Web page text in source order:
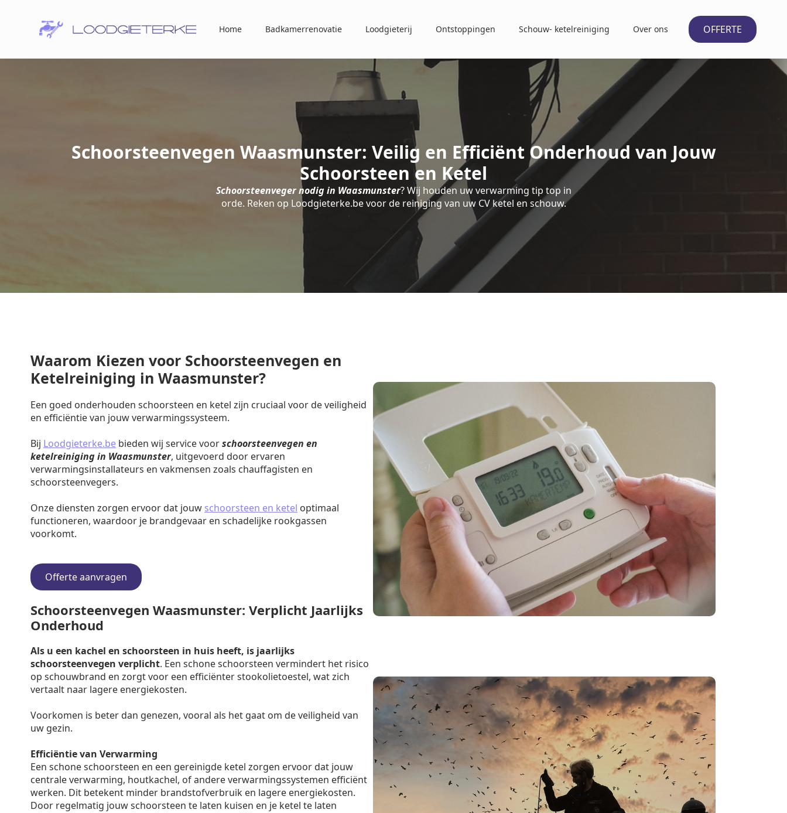
Home Badkamerrenovatie Loodgieterij Ontstoppingen Schouw- ketelreiniging Over ons OFFERTE
Schoorsteenvegen Waasmunster: Veilig en Efficiënt Onderhoud van Jouw
Schoorsteen en Ketel
Schoorsteenveger nodig in Waasmunster? Wij houden uw verwarming tip top in
orde. Reken op Loodgieterke.be voor de reiniging van uw CV ketel en schouw.
Waarom Kiezen voor Schoorsteenvegen en
Ketelreiniging in Waasmunster?
Een goed onderhouden schoorsteen en ketel zijn cruciaal voor de veiligheid
en efficiëntie van jouw verwarmingssysteem.
Bij Loodgieterke.be bieden wij service voorschoorsteenvegen en
ketelreiniging in Waasmunster, uitgevoerd door ervaren
verwarmingsinstallateurs en vakmensen zoals chauffagisten en
schoorsteenvegers.
Onze diensten zorgen ervoor dat jouw schoorsteen en ketel optimaal
functioneren, waardoor je brandgevaar en schadelijke rookgassen
voorkomt.
Offerte aanvragen
Schoorsteenvegen Waasmunster: Verplicht Jaarlijks
Onderhoud
Als u een kachel en schoorsteen in huis heeft, is jaarlijks
schoorsteenvegen verplicht. Een schone schoorsteen vermindert het risico
op schouwbrand en zorgt voor een efficiënter stookolietoestel, wat zich
vertaalt naar lagere energiekosten.
Voorkomen is beter dan genezen, vooral als het gaat om de veiligheid van
uw gezin.
Efficiëntie van Verwarming
Een schone schoorsteen en een gereinigde ketel zorgen ervoor dat jouw
centrale verwarming, houtkachel, of andere verwarmingssystemen efficiënt
werken. Dit betekent minder brandstofverbruik en lagere energiekosten.
Door regelmatig jouw schoorsteen te laten kuisen en je ketel te laten